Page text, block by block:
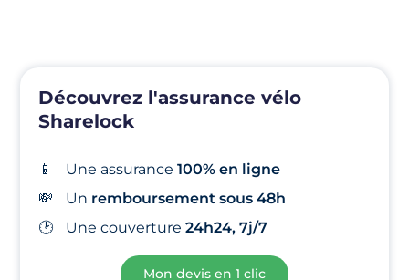
Découvrez l'assurance vélo
Sharelock
📱 Une assurance100% en ligne
💸
Un remboursement sous 48h
🕑
Une couverture 24h24, 7j/7
Mon devis en 1 clic